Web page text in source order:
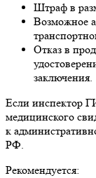
Штраф в
Возможное
Отказ в
заключения.
Если инспектор
медицинского
к
РФ.
Рекомендуется: